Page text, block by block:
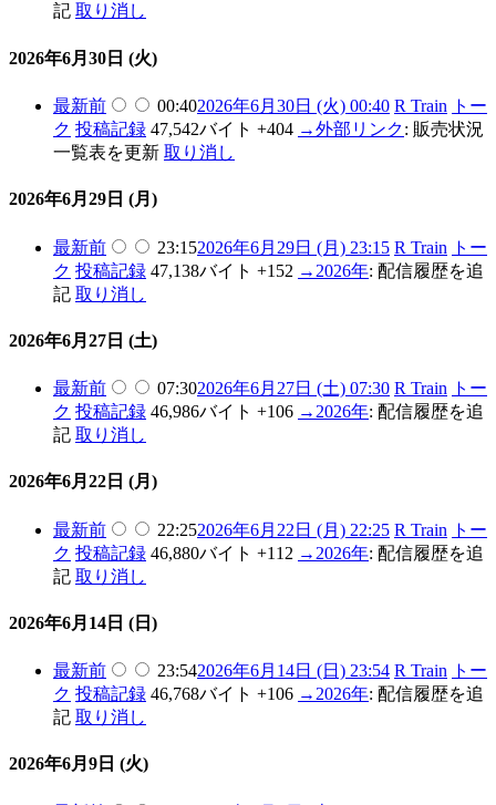
記 取り消し
2026年6月30日 (火)
最新前 00:402026年6月30日 (火) 00:40 R Train
トー
ク 投稿記録 47,542バイト +404 →外部リンク: 販売状況
一覧表を更新 取り消し
2026年6月29日 (月)
最新前 23:152026年6月29日 (月) 23:15 R Train
トー
ク 投稿記録 47,138バイト +152 → 2026年: 配信履歴を追
記 取り消し
2026年6月27日 (土)
最新前 07:302026年6月27日 (土) 07:30 R Train
トー
ク 投稿記録 46,986バイト +106 → 2026年: 配信履歴を追
記 取り消し
2026年6月22日 (月)
最新前 22:252026年6月22日 (月) 22:25 R Train
トー
ク 投稿記録 46,880バイト +112 → 2026年: 配信履歴を追
記 取り消し
2026年6月14日 (日)
最新前 23:542026年6月14日 (日) 23:54 R Train
トー
ク 投稿記録 46,768バイト +106 → 2026年: 配信履歴を追
記 取り消し
2026年6月9日 (火)